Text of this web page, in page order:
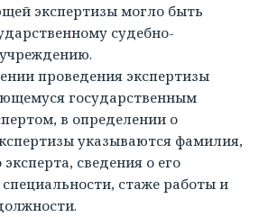
экспертизы могло быть
судебно-
проведения экспертизы
государственным
в определении о
указываются фамилия,
сведения о его
стаже работы и